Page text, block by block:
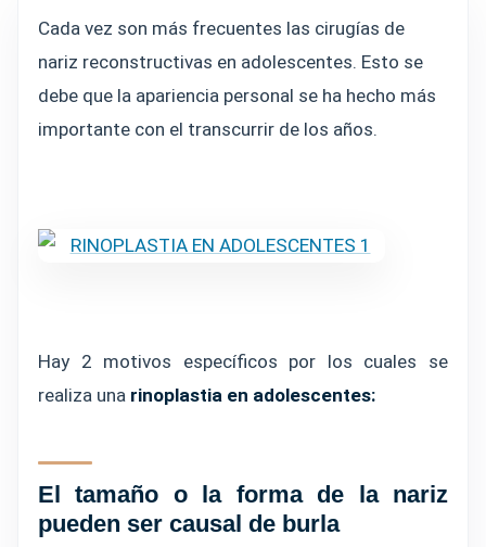
Cada vez son más frecuentes las cirugías de
nariz reconstructivas en adolescentes. Esto se
debe que la apariencia personal se ha hecho más
importante con el transcurrir de los años.
Hay 2 motivos específicos por los cuales se
realiza una rinoplastia en adolescentes:
El tamaño o la forma de la nariz
pueden ser causal de burla